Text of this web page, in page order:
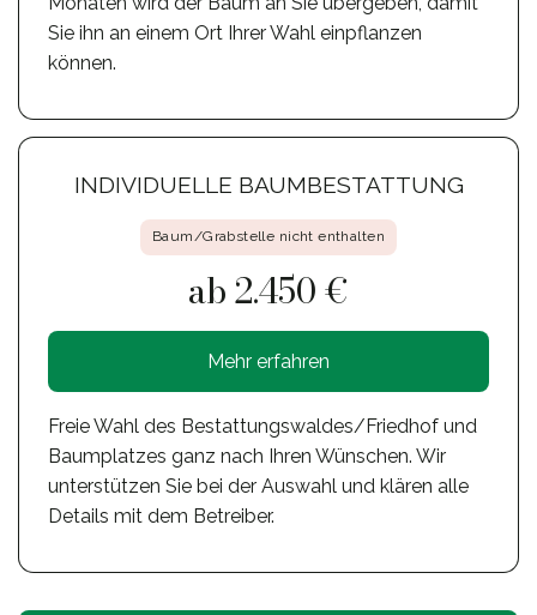
Sie ihn an einem Ort Ihrer Wahl einpflanzen
können.
INDIVIDUELLE BAUMBESTATTUNG
Baum/Grabstelle nicht enthalten
ab 2.450 €
Mehr erfahren
Freie Wahl des Bestattungswaldes/Friedhof und
Baumplatzes ganz nach Ihren Wünschen. Wir
unterstützen Sie bei der Auswahl und klären alle
Details mit dem Betreiber.